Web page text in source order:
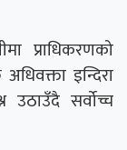
प्राधिकरणको
इन्दिरा
उठाउँदै सर्वोच्च